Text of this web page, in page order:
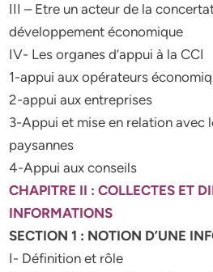
III – Etre un acteur de la
développement économique
IV- Les organes d’appui à la CCI
1-appui aux opérateurs
2-appui aux entreprises
3-Appui et mise en relation avec
paysannes
4-Appui aux conseils
CHAPITRE II : COLLECTES ET
INFORMATIONS
SECTION 1 : NOTION D’UNE
I- Définition et rôle